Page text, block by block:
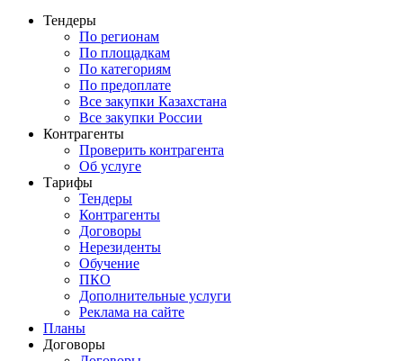
Тендеры
По регионам
По площадкам
По категориям
По предоплате
Все закупки Казахстана
Все закупки России
Контрагенты
Проверить контрагента
Об услуге
Тарифы
Тендеры
Контрагенты
Договоры
Нерезиденты
Обучение
ПКО
Дополнительные услуги
Реклама на сайте
Планы
Договоры